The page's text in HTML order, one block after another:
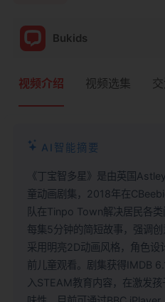
Bukids
视频介绍 视频选集
AI智能摘要
《丁宝智多星》是由英国
童动画剧集，2018年在
队在Tinpo Town解决居民各
每集5分钟的简短故事，强调创
采用明亮2D动画风格，角色
前儿童观看。剧集获得IMDB
入STEAM教育内容，在激发